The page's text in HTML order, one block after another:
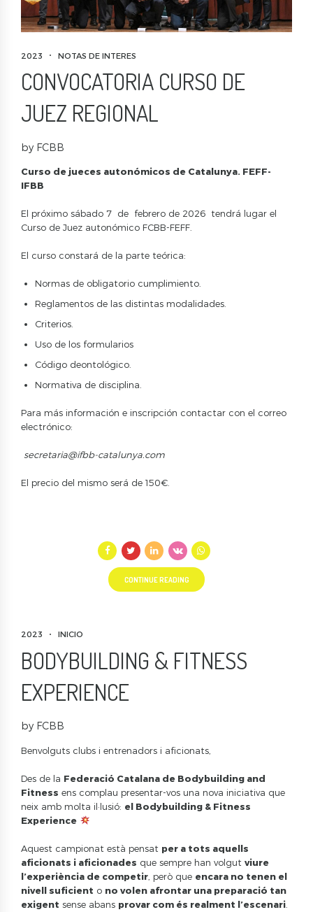
2023 NOTAS DE INTERES
CONVOCATORIA CURSO DE
JUEZ REGIONAL
by FCBB
Curso de jueces autonómicos de Catalunya. FEFF-
IFBB
El próximo sábado 7 de febrero de 2026 tendrá lugar el
Curso de Juez autonómico FCBB-FEFF.
El curso constará de la parte teórica:
Normas de obligatorio cumplimiento.
Reglamentos de las distintas modalidades.
Criterios.
Uso de los formularios
Código deontológico.
Normativa de disciplina.
Para más información e inscripción contactar con el correo
electrónico:
secretaria@ifbb-catalunya.com
El precio del mismo será de 150€.
CONTINUE READING
2023 INICIO
BODYBUILDING & FITNESS
EXPERIENCE
by FCBB
Benvolguts clubs i entrenadors i aficionats,
Des de la Federació Catalana de Bodybuilding and
Fitness ens complau presentar-vos una nova iniciativa que
neix amb molta il·lusió: el Bodybuilding & Fitness
Experience
Aquest campionat està pensat per a tots aquells
aficionats i aficionades que sempre han volgut viure
l’experiència de competir , però que encara no tenen el
nivell suficient o no volen afrontar una preparació tan
exigent sense abans provar com és realment l’escenari